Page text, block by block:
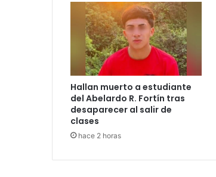
Hallan muerto a estudiante
del Abelardo R. Fortín tras
desaparecer al salir de
clases
hace 2 horas